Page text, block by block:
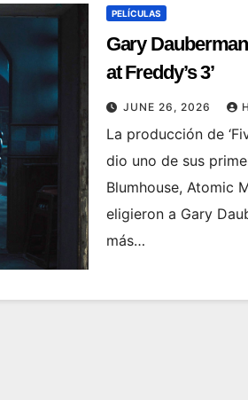
PELÍCULAS
Gary
at Freddy’s 3’
JUNE 26, 2026
La producción de
dio uno de sus
Blumhouse, Atomic
eligieron a Gary
más…